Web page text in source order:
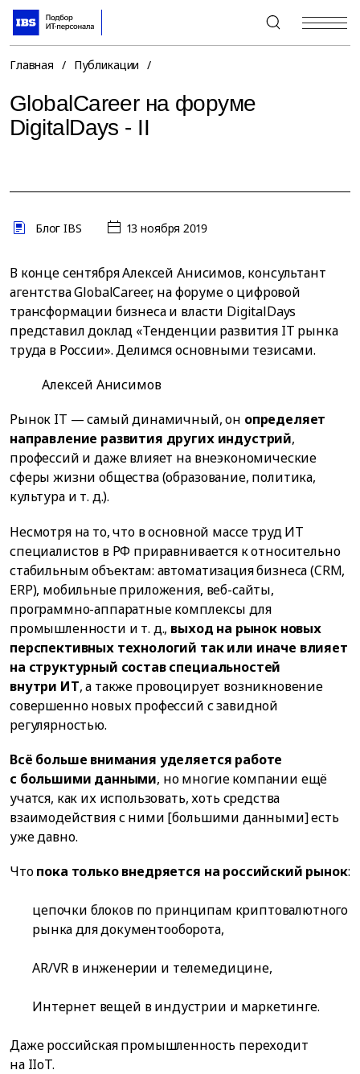
+7 (495) 967-80-80
Главная / Публикации /
GlobalCareer на форуме
DigitalDays - II
Блог IBS 13 ноября 2019
В конце сентября Алексей Анисимов, консультант
агентства GlobalCareer, на форуме о цифровой
трансформации бизнеса и власти DigitalDays
представил доклад «Тенденции развития IT рынка
труда в России». Делимся основными тезисами.
Алексей Анисимов
Рынок IT — самый динамичный, он определяет
направление развития других индустрий,
профессий и даже влияет на внеэкономические
сферы жизни общества (образование, политика,
культура и т. д.).
Несмотря на то, что в основной массе труд ИТ
специалистов в РФ приравнивается к относительно
стабильным объектам: автоматизация бизнеса (CRM,
ERP), мобильные приложения, веб-сайты,
программно-аппаратные комплексы для
промышленности и т. д., выход на рынок новых
перспективных технологий так или иначе влияет
на структурный состав специальностей
внутри ИТ, а также провоцирует возникновение
совершенно новых профессий с завидной
регулярностью.
Всё больше внимания уделяется работе
с большими данными, но многие компании ещё
учатся, как их использовать, хоть средства
взаимодействия с ними [большими данными] есть
уже давно.
Чтопока только внедряется на российский рынок:
цепочки блоков по принципам криптовалютного
рынка для документооборота,
AR/VR в инженерии и телемедицине,
Интернет вещей в индустрии и маркетинге.
Даже российская промышленность переходит
на IIoT.